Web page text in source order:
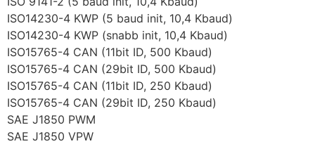
ISO14230-4 KWP (5 baud init, 10,4 Kbaud)
ISO14230-4 KWP (snabb init, 10,4 Kbaud)
ISO15765-4 CAN (11bit ID, 500 Kbaud)
ISO15765-4 CAN (29bit ID, 500 Kbaud)
ISO15765-4 CAN (11bit ID, 250 Kbaud)
ISO15765-4 CAN (29bit ID, 250 Kbaud)
SAE J1850 PWM
SAE J1850 VPW